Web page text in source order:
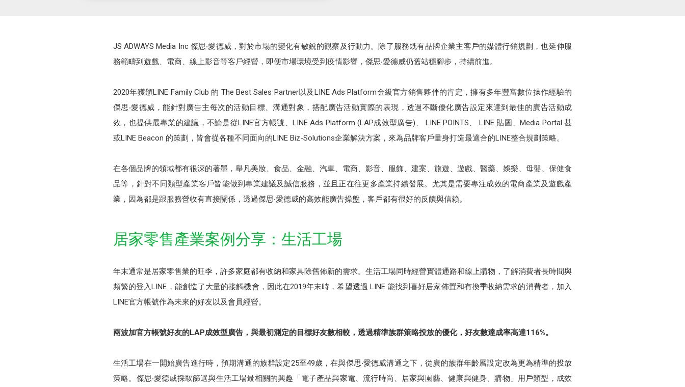
JS ADWAYS Media Inc 傑思‧愛德威，對於市場的變化有敏銳的觀察及行動力。除了服務既有品牌企業主客戶的媒體行銷規劃，也延伸服
務範疇到遊戲、電商、線上影音等客戶經營，即便市場環境受到疫情影響，傑思‧愛德威仍舊站穩腳步，持續前進。
2020年獲頒LINE Family Club 的 The Best Sales Partner以及LINE Ads Platform金級官方銷售夥伴的肯定，擁有多年豐富數位操作經驗的
傑思‧愛德威，能針對廣告主每次的活動目標、溝通對象，搭配廣告活動實際的表現，透過不斷優化廣告設定來達到最佳的廣告活動成
效，也提供最專業的建議，不論是從LINE官方帳號、LINE Ads Platform (LAP成效型廣告)、 LINE POINTS、 LINE 貼圖、Media Portal 甚
或LINE Beacon 的策劃，皆會從各種不同面向的LINE Biz-Solutions企業解決方案，來為品牌客戶量身打造最適合的LINE整合規劃策略。
在各個品牌的領域都有很深的著墨，舉凡美妝、食品、金融、汽車、電商、影音、服飾、建案、旅遊、遊戲、醫藥、娛樂、母嬰、保健食
品等，針對不同類型產業客戶皆能做到專業建議及誠信服務，並且正在往更多產業持續發展。尤其是需要專注成效的電商產業及遊戲產
業，因為都是跟服務營收有直接關係，透過傑思‧愛德威的高效能廣告操盤，客戶都有很好的反饋與信賴。
居家零售產業案例分享：生活工場
年末通常是居家零售業的旺季，許多家庭都有收納和家具除舊佈新的需求。生活工場同時經營實體通路和線上購物，了解消費者長時間與
頻繁的登入LINE，能創造了大量的接觸機會，因此在2019年末時，希望透過 LINE 能找到喜好居家佈置和有換季收納需求的消費者，加入
LINE官方帳號作為未來的好友以及會員經營。
兩波加官方帳號好友的LAP成效型廣告，與最初測定的目標好友數相較，透過精準族群策略投放的優化，好友數達成率高達116%。
生活工場在一開始廣告進行時，預期溝通的族群設定25至49歲，在與傑思‧愛德威溝通之下，從廣的族群年齡層設定改為更為精準的投放
策略。傑思‧愛德威採取篩選與生活工場最相關的興趣「電子產品與家電、流行時尚、居家與園藝、健康與健身、購物」用戶類型，成效